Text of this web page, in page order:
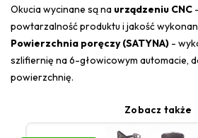
Okucia wycinane są na urządzeniu CNC
powtarzalność produktu i jakość
Powierzchnia poręczy (SATYNA) -
szlifiernię na 6-głowicowym automacie,
powierzchnię.
Zobacz także